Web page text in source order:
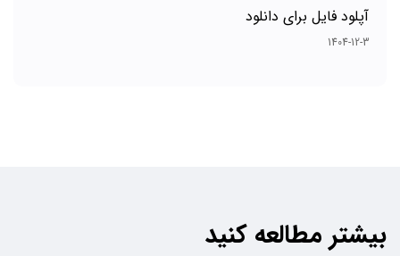
آپلود فایل برای دانلود
1404-12-3
بیشتر مطالعه کنید